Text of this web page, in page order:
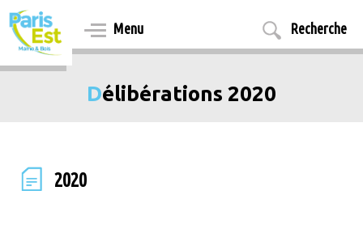
Aller
au
contenu
principal
Menu Recherche
Délibérations 2020
2020